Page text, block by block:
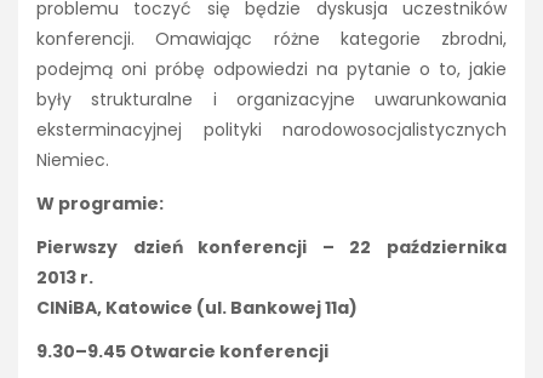
problemu toczyć się będzie dyskusja uczestników
konferencji. Omawiając różne kategorie zbrodni,
podejmą oni próbę odpowiedzi na pytanie o to, jakie
były strukturalne i organizacyjne uwarunkowania
eksterminacyjnej polityki narodowosocjalistycznych
Niemiec.
W programie:
Pierwszy dzień konferencji – 22 października
2013 r.
CINiBA, Katowice (ul. Bankowej 11a)
9.30–9.45 Otwarcie konferencji